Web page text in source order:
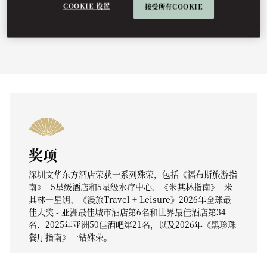
奖项
深圳文华东方酒店荣获一系列殊荣，包括《福布斯旅游指
南》- 5星级酒店和5星级水疗中心、《米其林指南》- 米
其林一星钥、《漫旅Travel + Leisure》2026年全球最
佳大奖 - 亚洲最佳城市酒店第6名和世界最佳酒店第34
名、2025年亚洲50佳酒吧第21名，以及2026年《黑珍珠
餐厅指南》一钻殊荣。
COOKIE 设置 接受所有COOKIE